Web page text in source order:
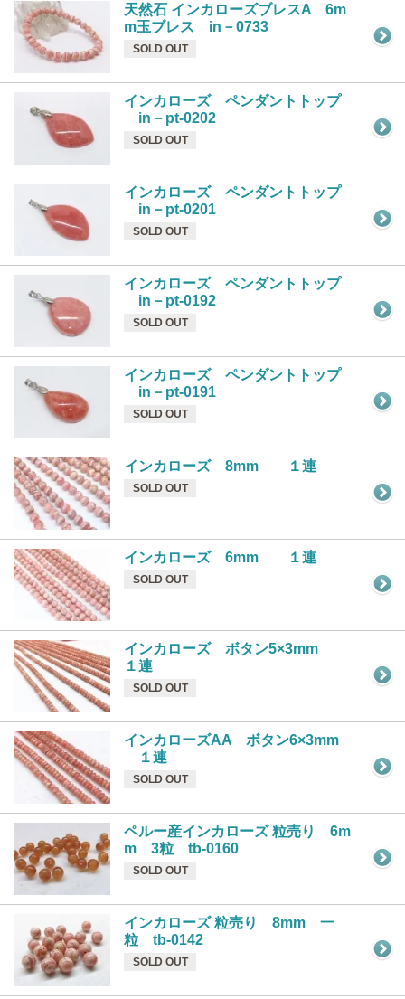
天然石 インカローズブレスA 6m
m玉ブレス in－0733
SOLD OUT
インカローズ ペンダントトップ
in－pt-0202
SOLD OUT
インカローズ ペンダントトップ
in－pt-0201
SOLD OUT
インカローズ ペンダントトップ
in－pt-0192
SOLD OUT
インカローズ ペンダントトップ
in－pt-0191
SOLD OUT
インカローズ 8mm １連
SOLD OUT
インカローズ 6mm １連
SOLD OUT
インカローズ ボタン5×3mm
１連
SOLD OUT
インカローズAA ボタン6×3mm
１連
SOLD OUT
ペルー産インカローズ 粒売り 6m
m 3粒 tb-0160
SOLD OUT
インカローズ 粒売り 8mm 一
粒 tb-0142
SOLD OUT